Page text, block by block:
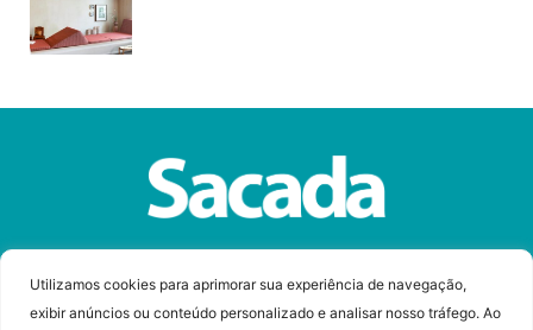
Utilizamos cookies para aprimorar sua experiência de navegação,
exibir anúncios ou conteúdo personalizado e analisar nosso tráfego. Ao